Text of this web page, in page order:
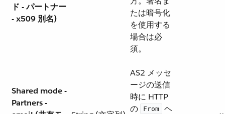
ド - パートナー
- x509 別名)
たは暗号化
を使用する
場合は必
須。
Shared mode -
Partners -
AS2 メッセ
ージの送信
時に HTTP
の ​
From ​ ヘ